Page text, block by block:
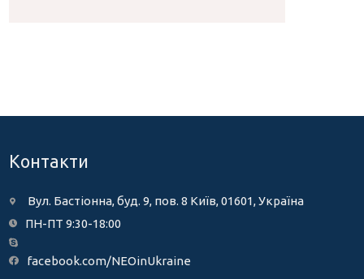
Контакти
Вул. Бастіонна, буд. 9, пов. 8 Київ, 01601, Україна
ПН-ПТ 9:30-18:00
facebook.com/NEOinUkraine